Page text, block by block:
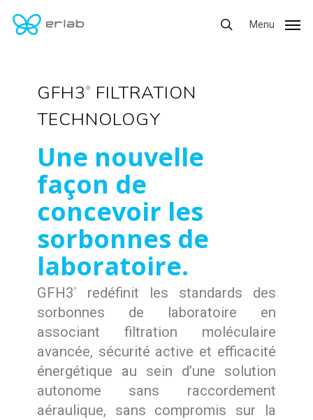
search
Menu
GFH3 ®
FILTRATION
TECHNOLOGY
Une nouvelle
façon de
concevoir les
sorbonnes de
laboratoire.
GFH3®redéfinit les standards des
sorbonnes de laboratoire en
associant filtration moléculaire
avancée, sécurité active et efficacité
énergétique au sein d’une solution
autonome sans raccordement
aéraulique, sans compromis sur la